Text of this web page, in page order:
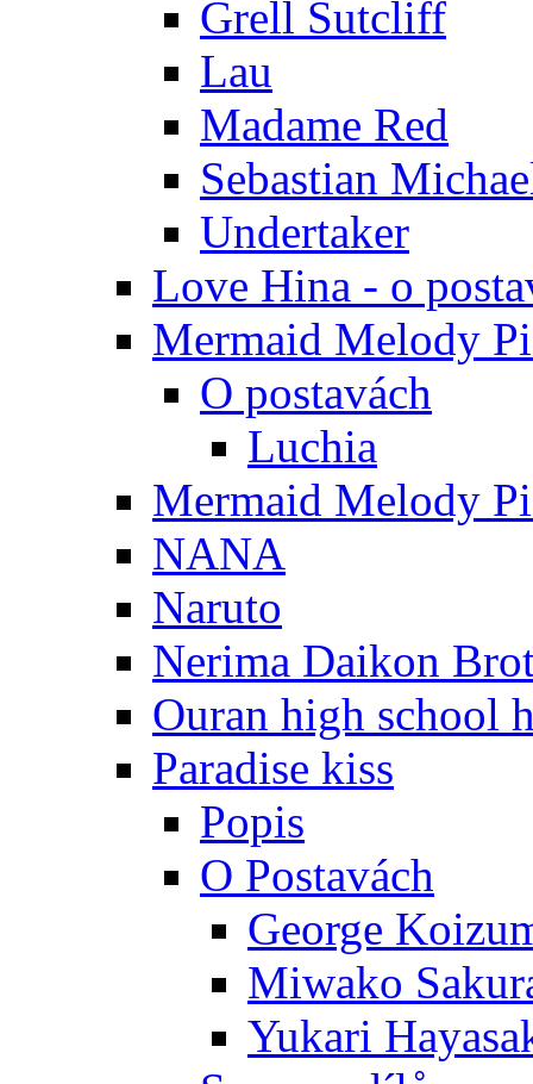
Grell Sutcliff
Lau
Madame Red
Sebastian
Undertaker
Love Hina - o
Mermaid Melody
O postavách
Luchia
Mermaid Melody
NANA
Naruto
Nerima Daikon
Ouran high school
Paradise kiss
Popis
O Postavách
George
Miwako
Yukari